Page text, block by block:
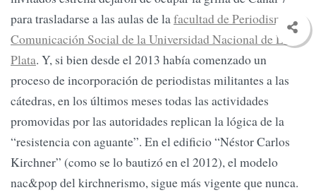
para trasladarse a las aulas de lafacultad de Periodismo y
Comunicación Social de la Universidad Nacional de La
Plata. Y, si bien desde el 2013 había comenzado un
proceso de incorporación de periodistas militantes a las
cátedras, en los últimos meses todas las actividades
promovidas por las autoridades replican la lógica de la
“resistencia con aguante”. En el edificio “Néstor Carlos
Kirchner” (como se lo bautizó en el 2012), el modelo
nac&pop del kirchnerismo, sigue más vigente que nunca.